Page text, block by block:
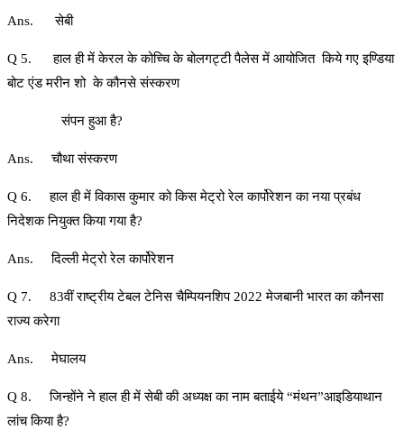
Ans. सेबी
Q 5. हाल ही में केरल के कोच्चि के बोलगट्टी पैलेस में आयोजित किये गए इण्डिया
बोट एंड मरीन शो के कौनसे संस्करण
संपन हुआ है?
Ans. चौथा संस्करण
Q 6. हाल ही में विकास कुमार को किस मेट्रो रेल कार्पोरेशन का नया प्रबंध
निदेशक नियुक्त किया गया है?
Ans. दिल्ली मेट्रो रेल कार्पोरेशन
Q 7. 83वीं राष्ट्रीय टेबल टेनिस चैम्पियनशिप 2022 मेजबानी भारत का कौनसा
राज्य करेगा
Ans. मेघालय
Q 8. जिन्होंने ने हाल ही में सेबी की अध्यक्ष का नाम बताईये “मंथन”आइडियाथान
लांच किया है?